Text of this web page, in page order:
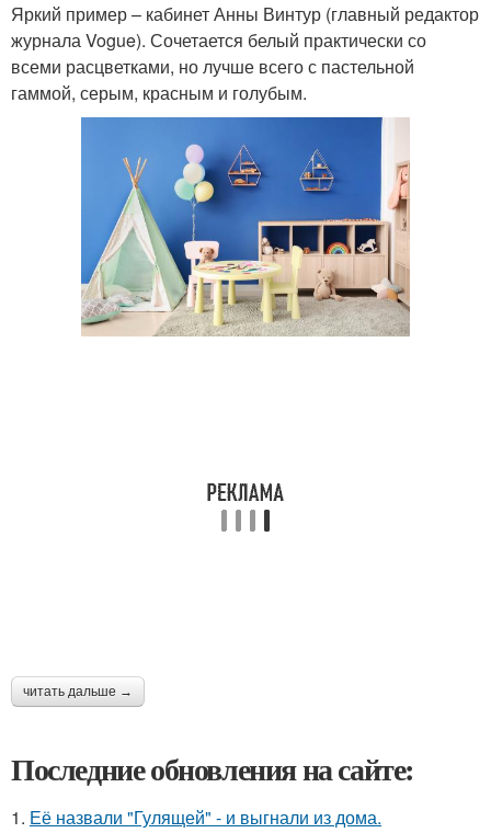
Яркий пример – кабинет Анны Винтур (главный редактор
журнала Vogue). Сочетается белый практически со
всеми расцветками, но лучше всего с пастельной
гаммой, серым, красным и голубым.
читать дальше →
Последние обновления на сайте:
1. Её назвали "Гулящей" - и выгнали из дома.